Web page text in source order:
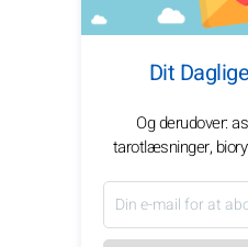
Dit
Og derudover:
tarotlæsninger,